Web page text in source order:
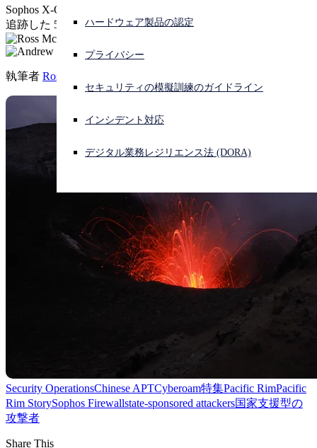
サイバー攻撃を受けている場合、連絡先はこちら
サインイン
Open search
日本語 Open language switcher
ハードウェア製品の認定
プライバシー
セキュリティの模擬訓練のガイドライン
インシデント対応
デジタル業務レジリエンス法 (DORA)
Sophos X-Ops、エッジデバイスを狙う中国拠点のグループを
追跡した 5 年間の調査結果を発表
執筆者 Ross McKerchar
Security OperationsChinese APTCyberoam特集Pacific RimPacific
Rim StorySophos Firewallstate-sponsored attackers国家支援型の
攻撃者
Share This